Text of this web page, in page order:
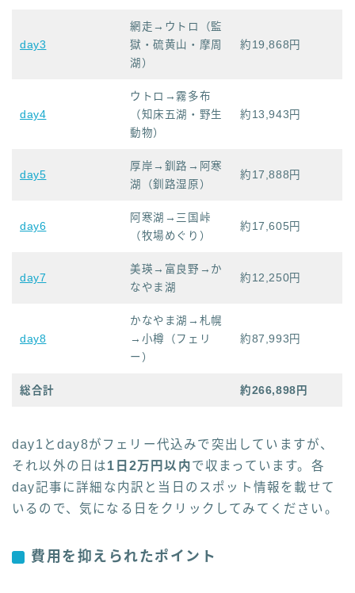
day3
網走→ウトロ（監
獄・硫黄山・摩周
湖）
約19,868円
day4
ウトロ→霧多布
（知床五湖・野生
動物）
約13,943円
day5
厚岸→釧路→阿寒
湖（釧路湿原）
約17,888円
day6
阿寒湖→三国峠
（牧場めぐり）
約17,605円
day7
美瑛→富良野→か
なやま湖
約12,250円
day8
かなやま湖→札幌
→小樽（フェリ
ー）
約87,993円
総合計 約266,898円
day1とday8がフェリー代込みで突出していますが、
それ以外の日は1日2万円以内で収まっています。各
day記事に詳細な内訳と当日のスポット情報を載せて
いるので、気になる日をクリックしてみてください。
費用を抑えられたポイント